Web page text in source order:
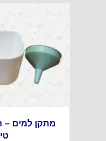
מתקן למים –